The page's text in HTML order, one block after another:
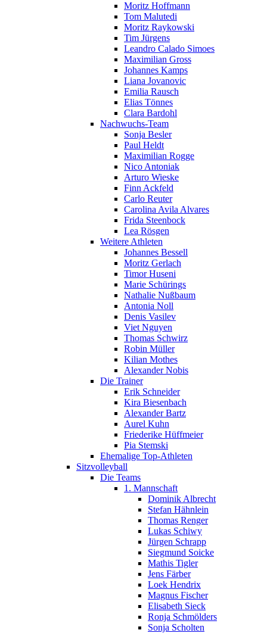
Moritz Hoffmann
Tom Malutedi
Moritz Raykowski
Tim Jürgens
Leandro Calado Simoes
Maximilian Gross
Johannes Kamps
Liana Jovanovic
Emilia Rausch
Elias Tönnes
Clara Bardohl
Nachwuchs-Team
Sonja Besler
Paul Heldt
Maximilian Rogge
Nico Antoniak
Arturo Wieske
Finn Ackfeld
Carlo Reuter
Carolina Avila Alvares
Frida Steenbock
Lea Rösgen
Weitere Athleten
Johannes Bessell
Moritz Gerlach
Timor Huseni
Marie Schürings
Nathalie Nußbaum
Antonia Noll
Denis Vasilev
Viet Nguyen
Thomas Schwirz
Robin Müller
Kilian Mothes
Alexander Nobis
Die Trainer
Erik Schneider
Kira Biesenbach
Alexander Bartz
Aurel Kuhn
Friederike Hüffmeier
Pia Stemski
Ehemalige Top-Athleten
Sitzvolleyball
Die Teams
1. Mannschaft
Dominik Albrecht
Stefan Hähnlein
Thomas Renger
Lukas Schiwy
Jürgen Schrapp
Siegmund Soicke
Mathis Tigler
Jens Färber
Loek Hendrix
Magnus Fischer
Elisabeth Sieck
Ronja Schmölders
Sonja Scholten